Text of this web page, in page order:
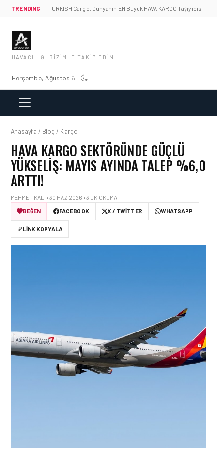
TRENDING TURKISH Cargo, Dünyanın EN Büyük HAVA KARGO Taşıyıcısı
HAVACILIĞI BIZIMLE TAKIP EDIN
Perşembe, Ağustos 6
Anasayfa / Blog / Kargo
HAVA KARGO SEKTÖRÜNDE GÜÇLÜ
YÜKSELIŞ: MAYIS AYINDA TALEP %6,0
ARTTI!
MEHMET KALI • 30 HAZ 2026 • 3 DK OKUMA
BEĞEN
FACEBOOK X / TWITTER WHATSAPP
LINK KOPYALA